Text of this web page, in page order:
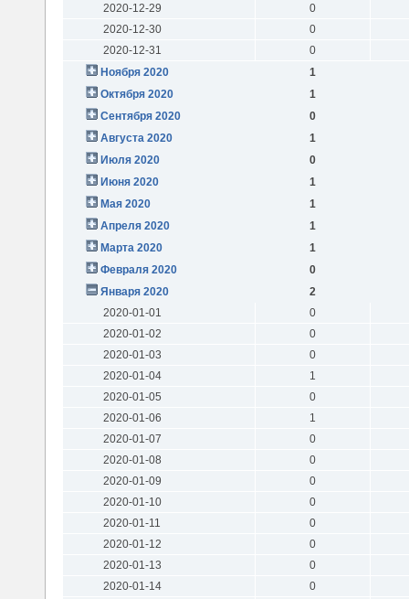
2020-12-29
0
2020-12-30
0
2020-12-31
0
Ноября 2020
1
Октября 2020
1
Сентября 2020
0
Августа 2020
1
Июля 2020
0
Июня 2020
1
Мая 2020
1
Апреля 2020
1
Марта 2020
1
Февраля 2020
0
Января 2020
2
2020-01-01
0
2020-01-02
0
2020-01-03
0
2020-01-04
1
2020-01-05
0
2020-01-06
1
2020-01-07
0
2020-01-08
0
2020-01-09
0
2020-01-10
0
2020-01-11
0
2020-01-12
0
2020-01-13
0
2020-01-14
0